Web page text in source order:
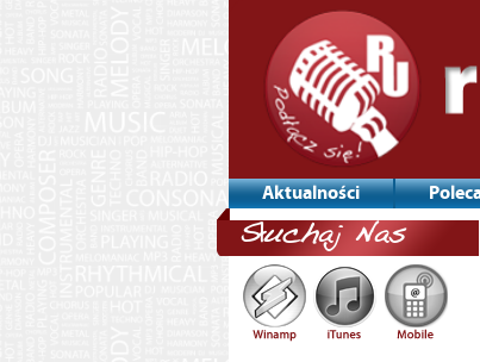
Aktualności
Słuchaj Nas